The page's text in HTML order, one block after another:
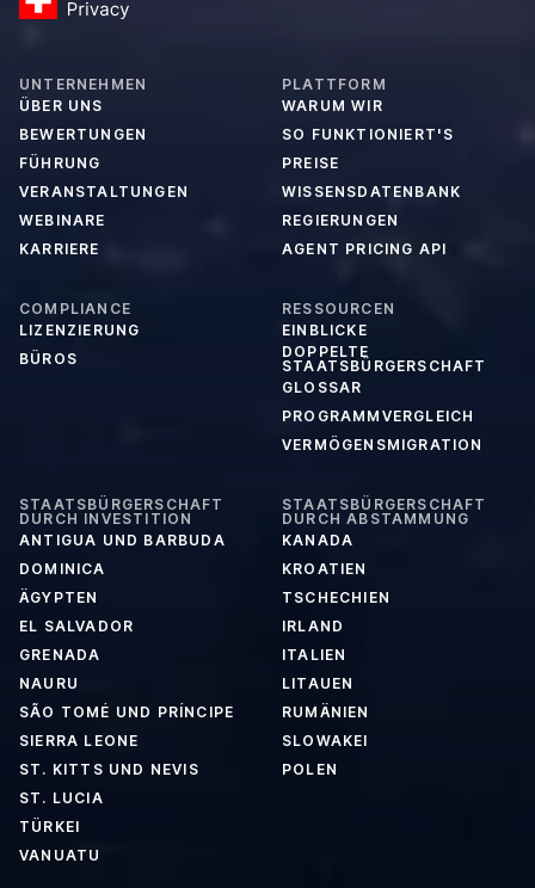
UNTERNEHMEN
ÜBER UNS
BEWERTUNGEN
FÜHRUNG
VERANSTALTUNGEN
WEBINARE
KARRIERE
PLATTFORM
WARUM WIR
SO FUNKTIONIERT'S
PREISE
WISSENSDATENBANK
REGIERUNGEN
AGENT PRICING API
COMPLIANCE
LIZENZIERUNG
BÜROS
RESSOURCEN
EINBLICKE
DOPPELTE
STAATSBÜRGERSCHAFT
GLOSSAR
PROGRAMMVERGLEICH
VERMÖGENSMIGRATION
STAATSBÜRGERSCHAFT
DURCH INVESTITION
ANTIGUA UND BARBUDA
DOMINICA
ÄGYPTEN
EL SALVADOR
GRENADA
NAURU
SÃO TOMÉ UND PRÍNCIPE
SIERRA LEONE
ST. KITTS UND NEVIS
ST. LUCIA
TÜRKEI
VANUATU
STAATSBÜRGERSCHAFT
DURCH ABSTAMMUNG
KANADA
KROATIEN
TSCHECHIEN
IRLAND
ITALIEN
LITAUEN
RUMÄNIEN
SLOWAKEI
POLEN